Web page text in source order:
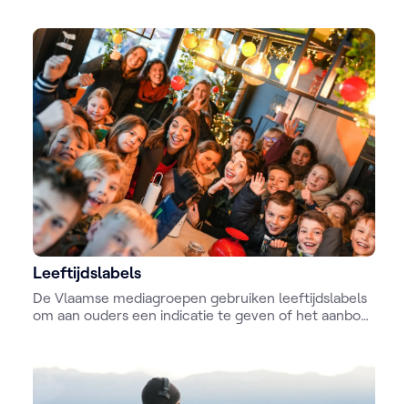
Leeftijdslabels
De Vlaamse mediagroepen gebruiken leeftijdslabels
om aan ouders een indicatie te geven of het aanbod